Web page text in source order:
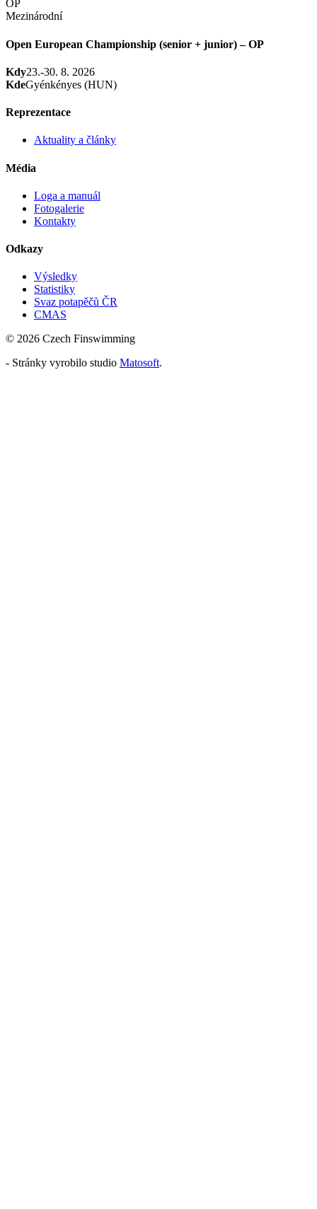
OP
Mezinárodní
Open European Championship (senior + junior) – OP
Kdy23.-30. 8. 2026
KdeGyénkényes (HUN)
Reprezentace
Aktuality a články
Média
Loga a manuál
Fotogalerie
Kontakty
Odkazy
Výsledky
Statistiky
Svaz potapěčů ČR
CMAS
© 2026 Czech Finswimming
- Stránky vyrobilo studio Matosoft.